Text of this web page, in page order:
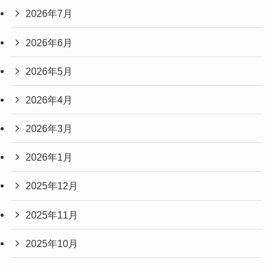
2026年7月
2026年6月
2026年5月
2026年4月
2026年3月
2026年1月
2025年12月
2025年11月
2025年10月